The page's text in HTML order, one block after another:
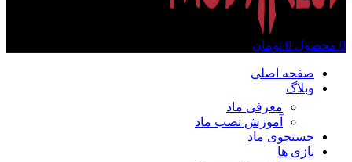
0 محصول 0 تومان
صفحه اصلی
وبلاگ
معرفی ماد
آموزش نصب ماد
جستجوی ماد
بازی ها